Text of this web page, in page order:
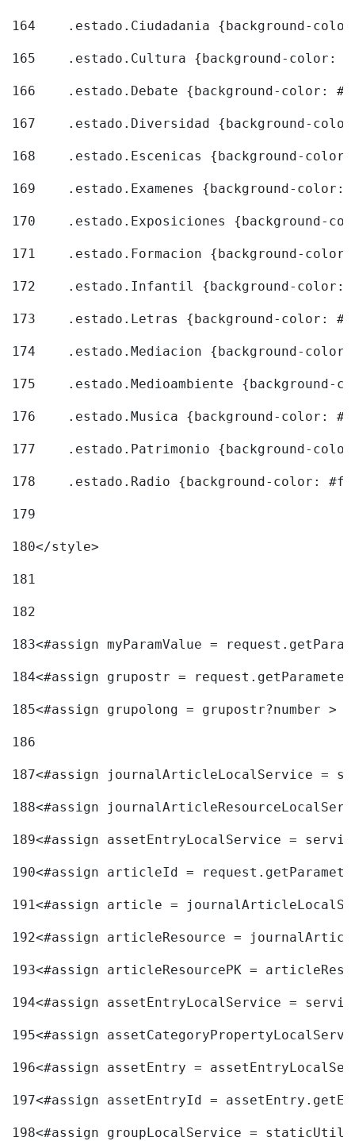
164
.estado.Ciudadania {background-
165
.estado.Cultura {background-color:
166
.estado.Debate {background-color:
167
.estado.Diversidad {background-
168
.estado.Escenicas {background-
169
.estado.Examenes {background-
170
.estado.Exposiciones {background-
171
.estado.Formacion {background-
172
.estado.Infantil {background-
173
.estado.Letras {background-color:
174
.estado.Mediacion {background-
175
.estado.Medioambiente {background-
176
.estado.Musica {background-color:
177
.estado.Patrimonio {background-
178
.estado.Radio {background-color:
179
180</style>
181
182
183<#assign myParamValue =
184<#assign grupostr =
185<#assign grupolong = grupostr?number >
186
187<#assign journalArticleLocalService =
188<#assign
189<#assign assetEntryLocalService =
190<#assign articleId =
191<#assign article =
192<#assign articleResource =
193<#assign articleResourcePK =
194<#assign assetEntryLocalService =
195<#assign
196<#assign assetEntry =
197<#assign assetEntryId =
198<#assign groupLocalService =